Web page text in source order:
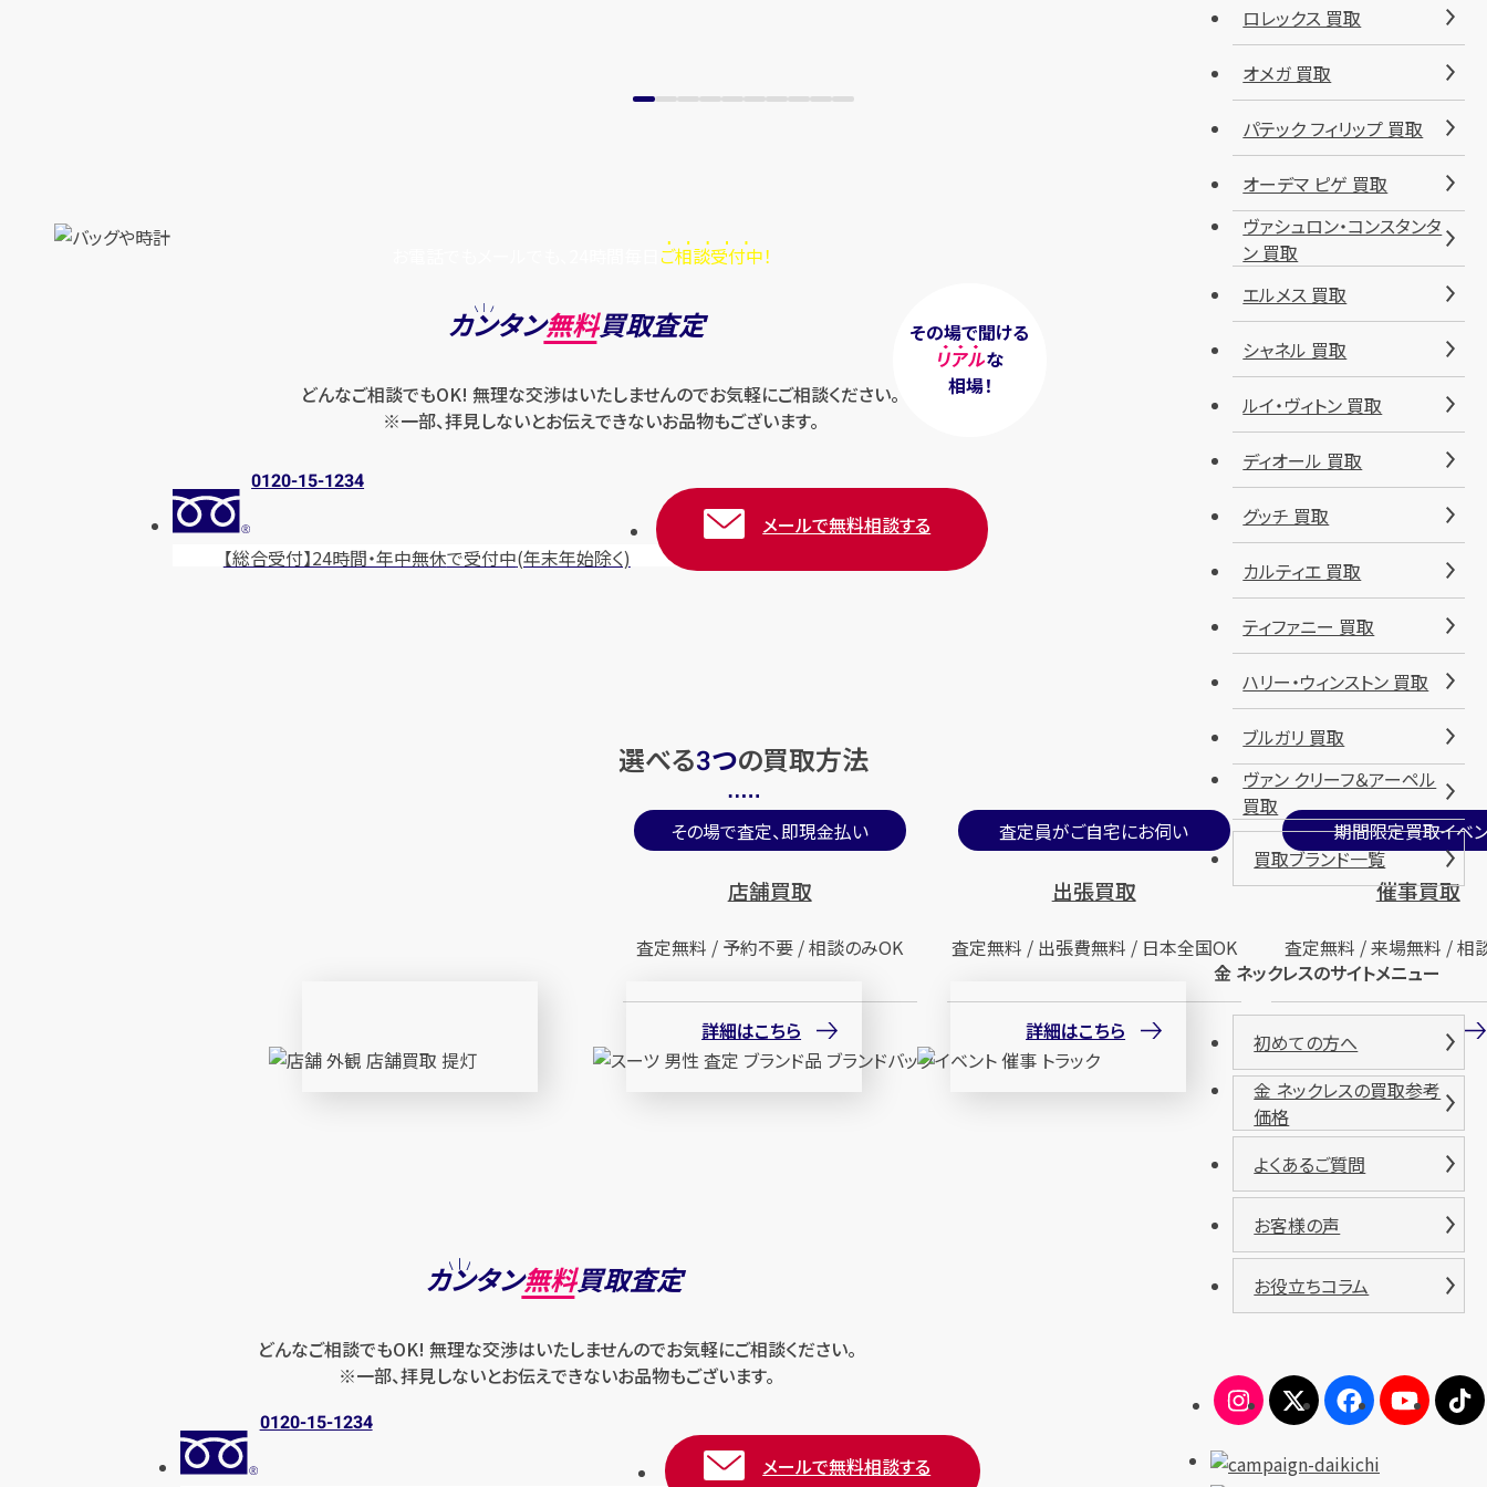
ご相談受付中！
その場で聞ける
リアルな
相場！
カンタン無料買取査定
どんなご相談でもOK! 無理な交渉はいたしませんのでお気軽にご相談ください。
※一部、拝見しないとお伝えできないお品物もございます。
0120-15-1234
【総合受付】24時間・年中無休で受付中(年末年始除く)
メールで無料相談する
選べる3つの買取方法
その場で査定、即現金払い
店舗買取
査定無料 / 予約不要 / 相談のみOK
詳細はこちら
査定員がご自宅にお伺い
出張買取
査定無料 / 出張費無料 / 日本全国OK
詳細はこちら
期間限定買取イベ
催事買取
査定無料 / 来場無料 / 相
詳細はこちら
カンタン無料買取査定
どんなご相談でもOK! 無理な交渉はいたしませんのでお気軽にご相談ください。
※一部、拝見しないとお伝えできないお品物もございます。
0120-15-1234
メールで無料相談する
ロレックス 買取
オメガ 買取
パテック フィリップ 買取
オーデマ ピゲ 買取
ヴァシュロン・コンスタンタ
ン 買取
エルメス 買取
シャネル 買取
ルイ・ヴィトン 買取
ディオール 買取
グッチ 買取
カルティエ 買取
ティファニー 買取
ハリー・ウィンストン 買取
ブルガリ 買取
ヴァン クリーフ＆アーペル
買取
買取ブランド一覧
金 ネックレスのサイトメニュー
初めての方へ
金 ネックレスの買取参考
価格
よくあるご質問
お客様の声
お役立ちコラム